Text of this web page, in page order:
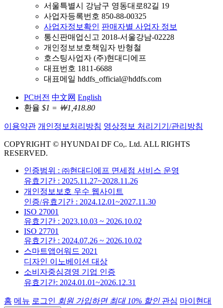
서울특별시 강남구 영동대로82길 19
사업자등록번호 850-88-00325
사업자정보확인 판매자별 사업자 정보
통신판매업신고 2018-서울강남-02228
개인정보보호책임자 반형철
호스팅사업자 (주)현대디에프
대표번호 1811-6688
대표메일 hddfs_official@hddfs.com
PC버전 中文网 English
환율 $1 = ￦1,418.80
이용약관 개인정보처리방침 영상정보 처리기기/관리방침
COPYRIGHT © HYUNDAI DF Co,. Ltd. ALL RIGHTS
RESERVED.
인증범위 : ㈜현대디에프 면세점 서비스 운영
유효기간 : 2025.11.27~2028.11.26
개인정보보호 우수 웹사이트
인증/유효기간 : 2024.12.01~2027.11.30
ISO 27001
유효기간 : 2023.10.03 ~ 2026.10.02
ISO 27701
유효기간 : 2024.07.26 ~ 2026.10.02
스마트앱어워드 2021
디자인 이노베이션 대상
소비자중심경영 기업 인증
유효기간: 2024.01.01~2026.12.31
홈 메뉴 로그인 회원 가입하면 최대 10% 할인 관심 마이현대